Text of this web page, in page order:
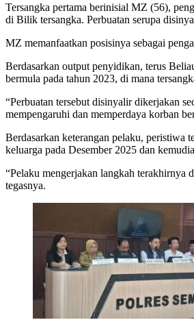
Tersangka pertama berinisial MZ (56),
di Bilik tersangka. Perbuatan serupa
MZ memanfaatkan posisinya sebagai
Berdasarkan output penyidikan, terus
bermula pada tahun 2023, di mana
“Perbuatan tersebut disinyalir dikerjakan
mempengaruhi dan memperdaya korban
Berdasarkan keterangan pelaku, peristiwa
keluarga pada Desember 2025 dan
“Pelaku mengerjakan langkah terakhirnya
tegasnya.